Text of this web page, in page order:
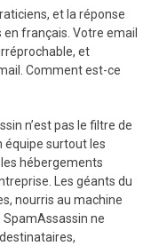
et la réponse
français. Votre email
et
Comment est-ce
n’est pas le filtre de
équipe surtout les
hébergements
Les géants du
nourris au machine
SpamAssassin ne